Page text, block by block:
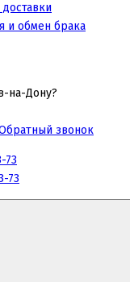
и обмен брака
на-Дону?
звонок
73
73